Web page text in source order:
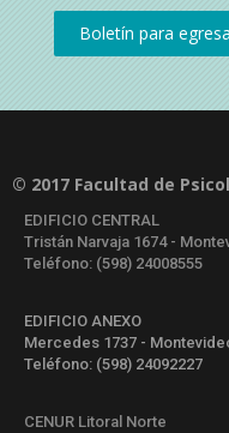
© 2017 Facultad de
EDIFICIO CENTRAL
Tristán Narvaja 1674 -
Teléfono: (598) 24008555
EDIFICIO ANEXO
Mercedes 1737 -
Teléfono: (598) 24092227
CENUR Litoral Norte